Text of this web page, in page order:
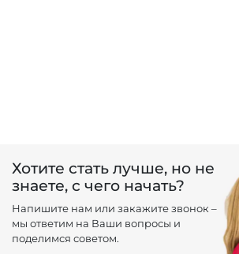
Хотите стать лучше, но не
знаете, с чего начать?
Напишите нам или закажите звонок –
мы ответим на Ваши вопросы и
поделимся советом.